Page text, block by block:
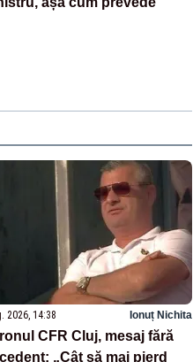
2026, 14:38 Ionuț Nichita
CFR Cluj, mesaj fără
„Cât să mai pierd